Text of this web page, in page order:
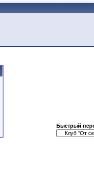
Быстрый